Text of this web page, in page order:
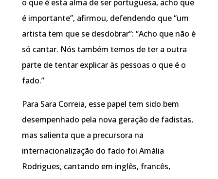
o que é esta alma de ser portuguesa, acho que
é importante”, afirmou, defendendo que “um
artista tem que se desdobrar”: “Acho que não é
só cantar. Nós também temos de ter a outra
parte de tentar explicar às pessoas o que é o
fado.”
Para Sara Correia, esse papel tem sido bem
desempenhado pela nova geração de fadistas,
mas salienta que a precursora na
internacionalização do fado foi Amália
Rodrigues, cantando em inglês, francês,